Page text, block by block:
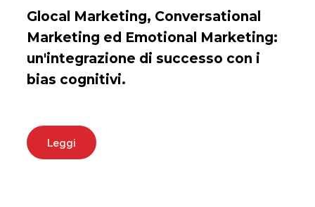
Glocal Marketing, Conversational
Marketing ed Emotional Marketing:
un'integrazione di successo con i
bias cognitivi.
Leggi